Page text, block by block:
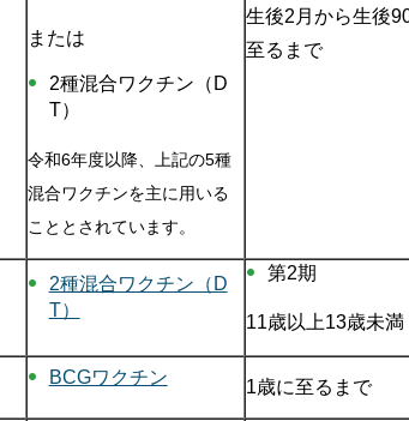
または
2種混合ワクチン（D
T）
令和6年度以降、上記の5種
混合ワクチンを主に用いる
こととされています。
生後2月から生後
至るまで
2種混合ワクチン（D
T）
第2期
11歳以上13歳未満
BCGワクチン 1歳に至るまで